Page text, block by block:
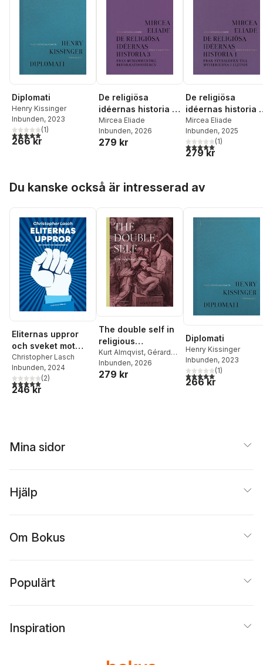
Diplomati
Henry Kissinger
Inbunden, 2023
5,0utav 5 stjärnor. Totalt antal röster:
(1)
266 kr
De religiösa
idéernas historia 3,
Från Muhammed till
reformationstiden
Mircea Eliade
Inbunden, 2026
279 kr
De religiösa
idéernas historia
Från stenåldern
mysterierna i
Eleusis
Mircea Eliade
Inbunden, 2025
5,0utav 5 stjärnor.
(1)
279 kr
Du kanske också är intresserad av
Eliternas uppror
och sveket mot
demokratin
Christopher Lasch
Inbunden, 2024
5,0utav 5 stjärnor. Totalt antal röster:
(2)
246 kr
The double self in
religious
experience
Kurt Almqvist, Gérard
Colas,Jessica Frazier
Pehr Granqvist
Inbunden, 2026
279 kr
Diplomati
Henry Kissinger
Inbunden, 2023
5,0utav 5 stjärnor.
(1)
266 kr
Mina sidor
Hjälp
Om Bokus
Populärt
Inspiration